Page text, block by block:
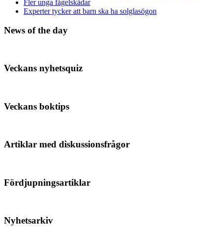
Fler unga fågelskådar
Experter tycker att barn ska ha solglasögon
News of the day
Veckans nyhetsquiz
Veckans boktips
Artiklar med diskussionsfrågor
Fördjupningsartiklar
Nyhetsarkiv